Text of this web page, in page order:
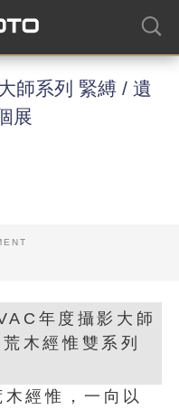
師系列 緊縛 / 遺
展
經惟，一向以